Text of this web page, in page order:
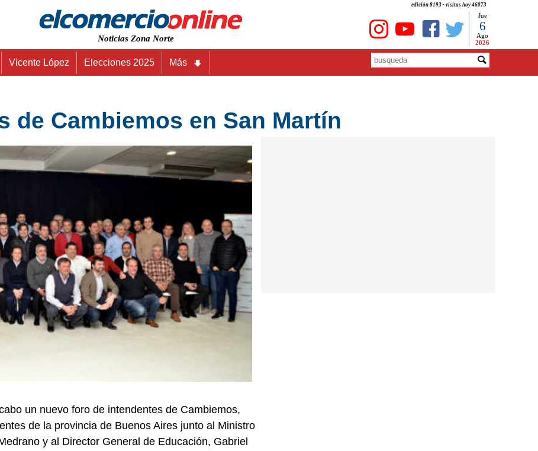
edición 8193 - visitas hoy 46073
Noticias Zona Norte
Jue
6
Ago
2026
Vicente López Elecciones 2025 Más
de Cambiemos en San Martín
un nuevo foro de intendentes de Cambiemos,
de la provincia de Buenos Aires junto al Ministro
y al Director General de Educación, Gabriel